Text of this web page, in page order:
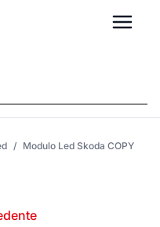
/ Modulo Led Skoda COPY